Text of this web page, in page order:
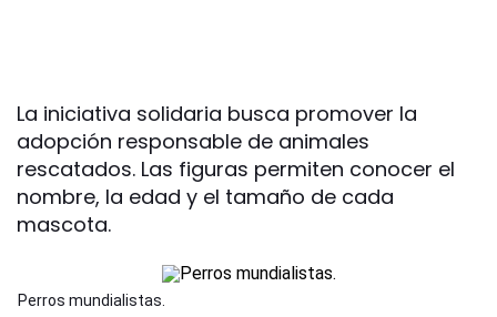
La iniciativa solidaria busca promover la
adopción responsable de animales
rescatados. Las figuras permiten conocer el
nombre, la edad y el tamaño de cada
mascota.
Perros mundialistas.